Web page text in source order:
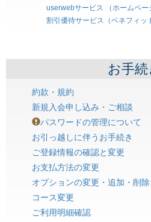
userwebサービス （ホームペー
割引優待サービス（ベネフィッ
お手続
約款・規約
新規入会申し込み・ご相談
パスワードの管理について
お引っ越しに伴うお手続き
ご登録情報の確認と変更
お支払方法の変更
オプションの変更・追加・削除
コース変更
ご利用明細確認